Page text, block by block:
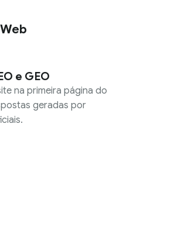
e GEO
na primeira página do
geradas por